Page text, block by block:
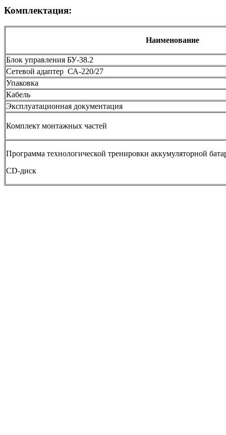
Комплектация:
Наименование
Блок управления БУ-38.2
Сетевой адаптер СА-220/27
Упаковка
Кабель
Эксплуатационная документация
Комплект монтажных частей
Программа технологической тренировки аккумуляторной
CD-диск